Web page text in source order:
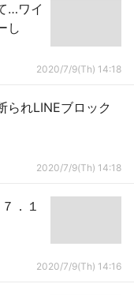
…ワイ
し
2020/7/9(Th) 14:18
られLINEブロック
2020/7/9(Th) 14:18
．１
2020/7/9(Th) 14:16